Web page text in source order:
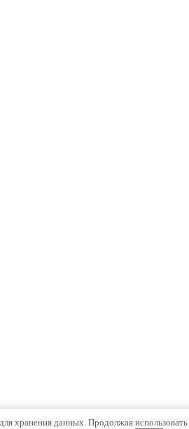
хранения данных. Продолжая